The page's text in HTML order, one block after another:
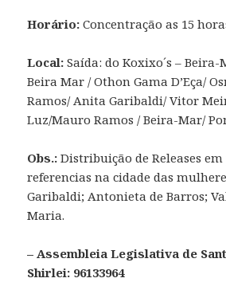
Horário:Concentração as 15
Local:Saída: do Koxixo´s –
Beira Mar / Othon Gama D’Eça/
Ramos/ Anita Garibaldi/ Vitor
Luz/Mauro Ramos / Beira-Mar/
Obs.: Distribuição de Releases
referencias na cidade das
Garibaldi; Antonieta de Barros;
Maria.
– Assembleia Legislativa de
Shirlei: 96133964